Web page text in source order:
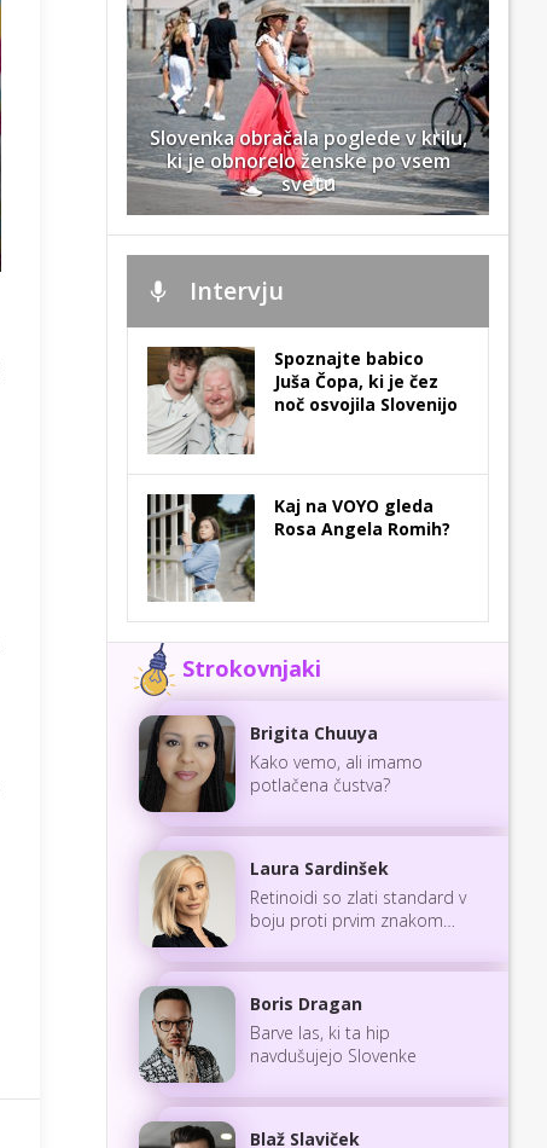
Slovenka obračala poglede v krilu,
ki je obnorelo ženske po vsem
svetu
Intervju
Spoznajte babico
Juša Čopa, ki je čez
noč osvojila Slovenijo
Kaj na VOYO gleda
Rosa Angela Romih?
Strokovnjaki
Brigita Chuuya
Kako vemo, ali imamo
potlačena čustva?
Laura Sardinšek
Retinoidi so zlati standard v
boju proti prvim znakom
Boris Dragan
Barve las, ki ta hip
navdušujejo Slovenke
Blaž Slaviček